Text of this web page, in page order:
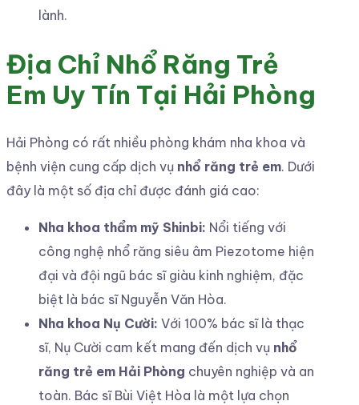
lành.
Địa Chỉ Nhổ Răng Trẻ
Em Uy Tín Tại Hải Phòng
Hải Phòng có rất nhiều phòng khám nha khoa và
bệnh viện cung cấp dịch vụ nhổ răng trẻ em. Dưới
đây là một số địa chỉ được đánh giá cao:
Nha khoa thẩm mỹ Shinbi: Nổi tiếng với
công nghệ nhổ răng siêu âm Piezotome hiện
đại và đội ngũ bác sĩ giàu kinh nghiệm, đặc
biệt là bác sĩ Nguyễn Văn Hòa.
Nha khoa Nụ Cười: Với 100% bác sĩ là thạc
sĩ, Nụ Cười cam kết mang đến dịch vụ nhổ
răng trẻ em Hải Phòng chuyên nghiệp và an
toàn. Bác sĩ Bùi Việt Hòa là một lựa chọn